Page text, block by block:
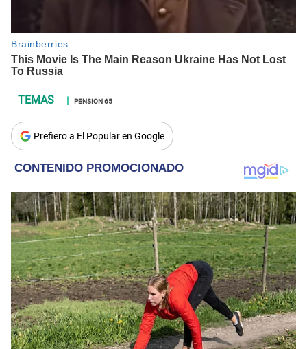
PENSION 65
Prefiero a El Popular en Google